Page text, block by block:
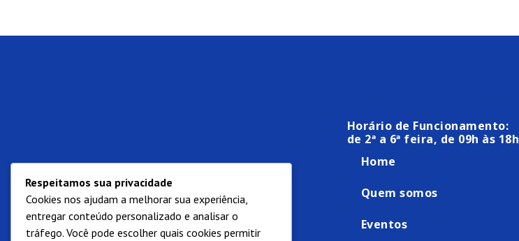
Horário de Funcionamento:
de 2ª a 6ª feira, de 09h às 18h
Home
Quem somos
Eventos
Respeitamos sua privacidade
Cookies nos ajudam a melhorar sua experiência,
entregar conteúdo personalizado e analisar o
tráfego. Você pode escolher quais cookies permitir